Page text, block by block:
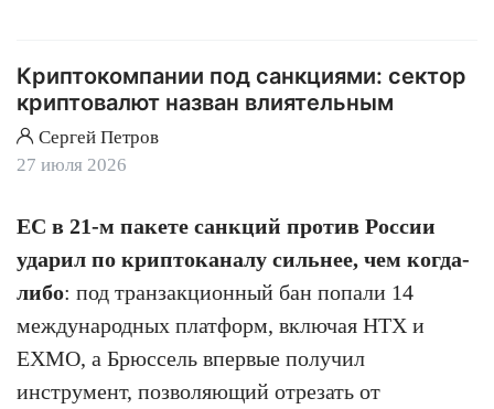
Криптокомпании под санкциями: сектор
криптовалют назван влиятельным
Сергей Петров
27 июля 2026
ЕС в 21-м пакете санкций против России
ударил по криптоканалу сильнее, чем когда-
либо: под транзакционный бан попали 14
международных платформ, включая HTX и
EXMO, а Брюссель впервые получил
инструмент, позволяющий отрезать от